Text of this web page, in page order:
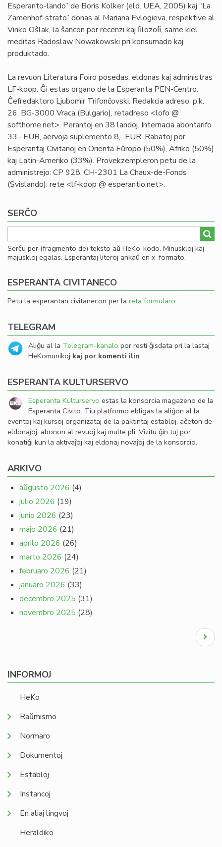
Esperanto-lando” de Boris Kolker (eld. UEA, 2005) kaj “La
Zamenhof-strato” donas al Mariana Evlogieva, respektive al
Vinko Oŝlak, la ŝancon por recenzi kaj ﬁlozoﬁ, same kiel
meditas Radoslaw Nowakowski pri konsumado kaj
produktado.
La revuon Literatura Foiro posedas, eldonas kaj administras
LF-koop. Ĝi estas organo de la Esperanta PEN-Centro.
Ĉefredaktoro Ljubomir Trifonĉovski. Redakcia adreso: p.k.
26, BG-3000 Vraca (Bulgario), retadreso <lofo @
softhome.net>. Perantoj en 38 landoj. Internacia abontarifo
33,- EUR, aervoja suplemento 8,- EUR. Rabatoj por
Esperantaj Civitanoj en Orienta Eŭropo (50%), Afriko (50%)
kaj Latin-Ameriko (33%). Provekzempleron petu de la
administrejo: CP 928, CH-2301 La Chaux-de-Fonds
(Svislando): rete <lf-koop @ esperantio.net>.
SERĈO
Serĉu per (fragmento de) teksto aŭ HeKo-kodo. Minuskloj kaj
majuskloj egalas. Esperantaj literoj ankaŭ en x-formato.
ESPERANTA CIVITANECO
Petu la esperantan civitanecon per la reta formularo.
TELEGRAM
Aliĝu al la Telegram-kanalo por resti ĝisdata pri la lastaj
HeKomunikoj kaj por komenti ilin.
ESPERANTA KULTURSERVO
Esperanta Kulturservo estas la konsorcia magazeno de la
Esperanta Civito. Tiu platformo ebligas la aliĝon al la
eventoj kaj kursoj organizataj de la paktintaj establoj, aĉeton de
eldonaĵoj, abonon al revuoj kaj multe pli. Vizitu ĝin tuj por
konatiĝi kun la aktivaĵoj kaj eldonaj novaĵoj de la konsorcio.
ARKIVO
aŭgusto 2026 (4)
julio 2026 (19)
junio 2026 (23)
majo 2026 (21)
aprilo 2026 (26)
marto 2026 (24)
februaro 2026 (21)
januaro 2026 (33)
decembro 2025 (31)
novembro 2025 (28)
Next
page
INFORMOJ
HeKo
Raŭmismo
Normaro
Dokumentoj
Establoj
Instancoj
En aliaj lingvoj
Heraldiko